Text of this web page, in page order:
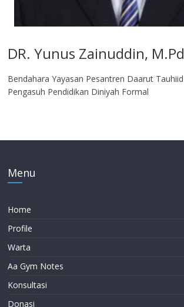
DR. Yunus Zainuddin, M.Pd
Bendahara Yayasan Pesantren Daarut Tauhiid
Pengasuh Pendidikan Diniyah Formal
Menu
Home
Profile
Warta
Aa Gym Notes
Konsultasi
Donasi